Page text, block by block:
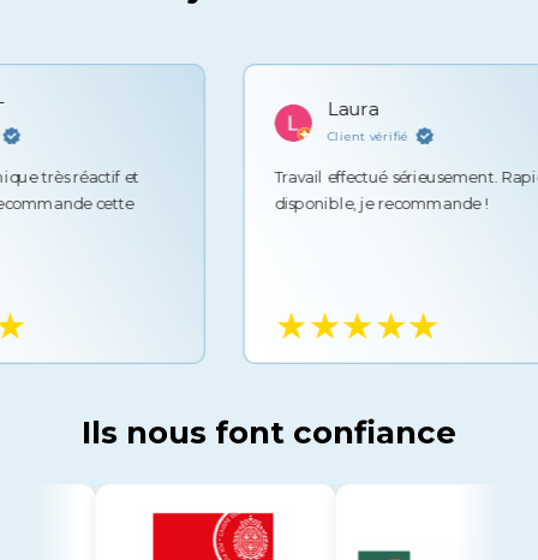
réactif et
cette
Laura
Client vérifié
Travail effectué sérieusement. Rapide et
disponible, je recommande !
★★★★★
Ils nous font confiance